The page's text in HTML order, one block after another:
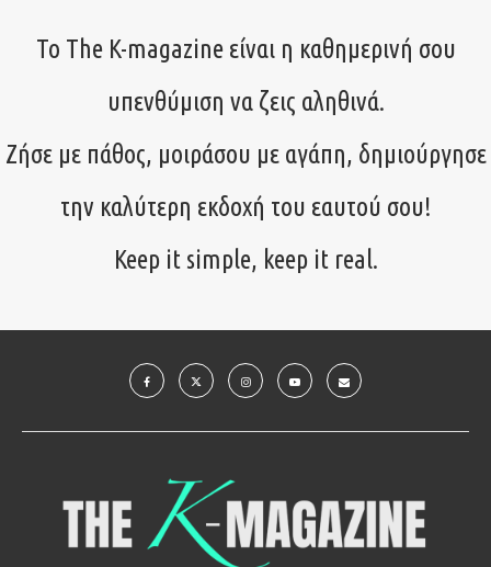
Το The K-magazine είναι η καθημερινή σου
υπενθύμιση να ζεις αληθινά.
Ζήσε με πάθος, μοιράσου με αγάπη, δημιούργησε
την καλύτερη εκδοχή του εαυτού σου!
Keep it simple, keep it real.